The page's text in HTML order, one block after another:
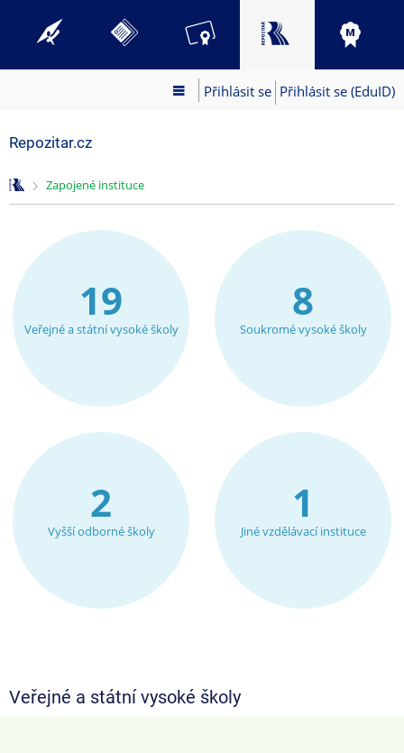
Přihlásit se Přihlásit se (EduID)
Repozitar.cz
>
Zapojené instituce
19
Veřejné a státní vysoké školy
8
Soukromé vysoké školy
2
Vyšší odborné školy
1
Jiné vzdělávací instituce
Veřejné a státní vysoké školy